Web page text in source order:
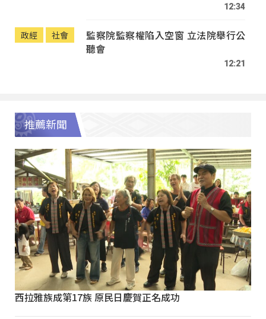
12:34
政經 社會
監察院監察權陷入空窗 立法院舉行公
聽會
12:21
推薦新聞
西拉雅族成第17族 原民日慶賀正名成功